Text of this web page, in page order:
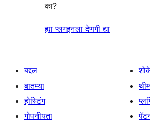
का?
ह्या प्लगइनला देणगी द्या
बद्दल
बातम्या
होस्टिंग
गोपनीयता